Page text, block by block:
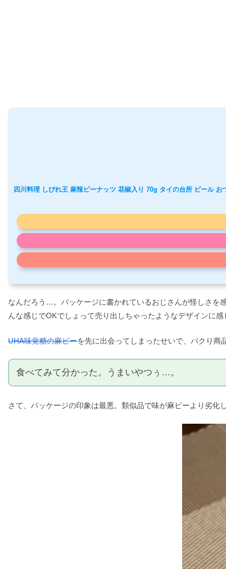
四川料理 しびれ王 麻辣ピーナッツ 花椒入り 70g タイの台所 ビール
なんだろう…。パッケージに書かれているおじさんが怪しさを
んな感じでOKでしょって売り出しちゃったようなデザインに
UHA味覚糖の麻ピーを先に出会ってしまったせいで、パクり
食べてみて分かった。うまいやつぅ…。
さて、パッケージの印象は最悪。類似品で味が麻ピーより劣化